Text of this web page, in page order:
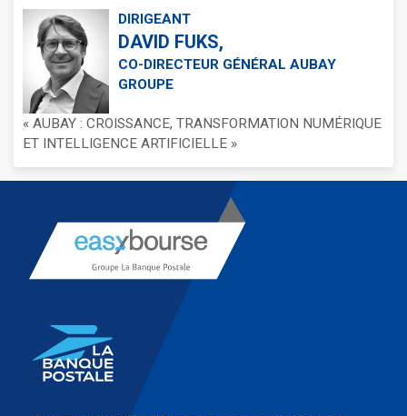
DIRIGEANT
DAVID FUKS,
CO-DIRECTEUR GÉNÉRAL AUBAY
GROUPE
« AUBAY : CROISSANCE, TRANSFORMATION NUMÉRIQUE
ET INTELLIGENCE ARTIFICIELLE »